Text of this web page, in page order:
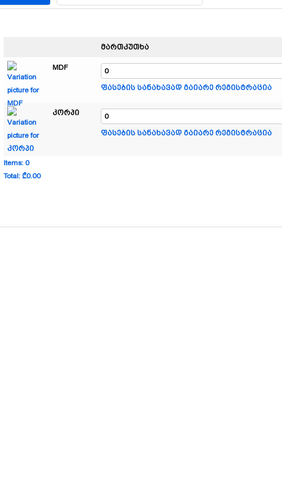
მართკუთხა
MDF
ფასების სანახავად გაიარე რეგისტრაცია
კორპი
ფასების სანახავად გაიარე რეგისტრაცია
Items: 0
Total: ₾0.00
$0.00